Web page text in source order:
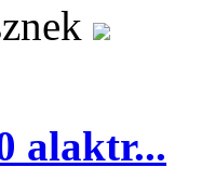
alaktr...